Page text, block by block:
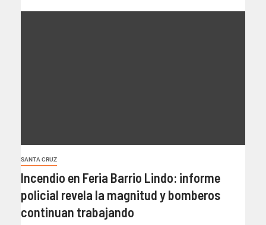
SANTA CRUZ
Incendio en Feria Barrio Lindo: informe
policial revela la magnitud y bomberos
continuan trabajando